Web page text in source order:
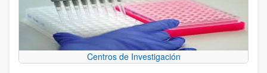
Centros de Investigación